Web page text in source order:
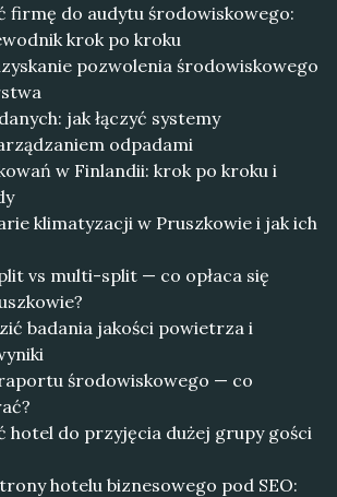
firmę do audytu środowiskowego:
krok po kroku
pozwolenia środowiskowego
jak łączyć systemy
odpadami
w Finlandii: krok po kroku i
klimatyzacji w Pruszkowie i jak ich
vs multi-split — co opłaca się
badania jakości powietrza i
środowiskowego — co
hotel do przyjęcia dużej grupy gości
hotelu biznesowego pod SEO: